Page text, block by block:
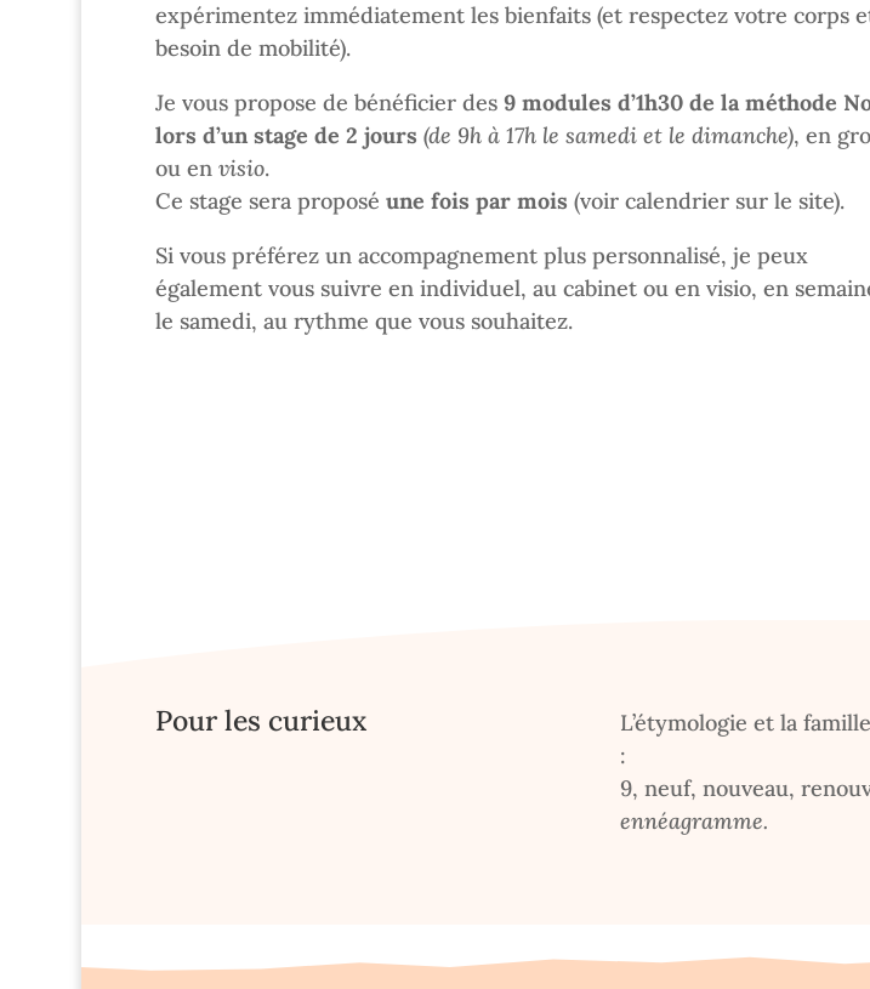
expérimentez immédiatement les bienfaits (et respectez votre corps
besoin de mobilité).
Je vous propose de bénéficier des 9 modules d’1h30 de la méthode
lors d’un stage de 2 jours (de 9h à 17h le samedi et le dimanche), en
ou en visio.
Ce stage sera proposé une fois par mois (voir calendrier sur le site).
Si vous préférez un accompagnement plus personnalisé, je peux
également vous suivre en individuel, au cabinet ou en visio, en
le samedi, au rythme que vous souhaitez.
Pour les curieux L’étymologie et la
:
9, neuf, nouveau,
ennéagramme.